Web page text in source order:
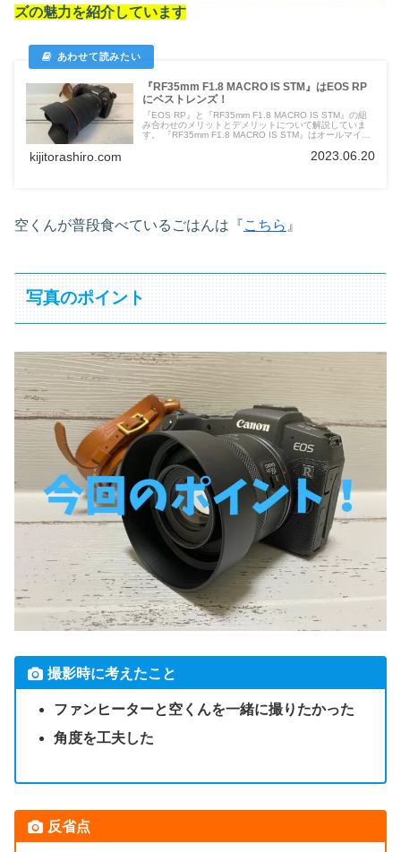
ズの魅力を紹介しています
『RF35mm F1.8 MACRO IS STM』はEOS RP
にベストレンズ！
『EOS RP』と『RF35mm F1.8 MACRO IS STM』の組
み合わせのメリットとデメリットについて解説していま
す。 『RF35mm F1.8 MACRO IS STM』はオールマイテ
kijitorashiro.com 2023.06.20
空くんが普段食べているごはんは『こちら 』
写真のポイント
撮影時に考えたこと
ファンヒーターと空くんを一緒に撮りたかった
角度を工夫した
反省点